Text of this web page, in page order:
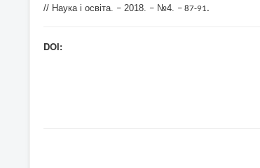
// Наука і освіта. – 2018. – №4. – 87-91 .
DOI: